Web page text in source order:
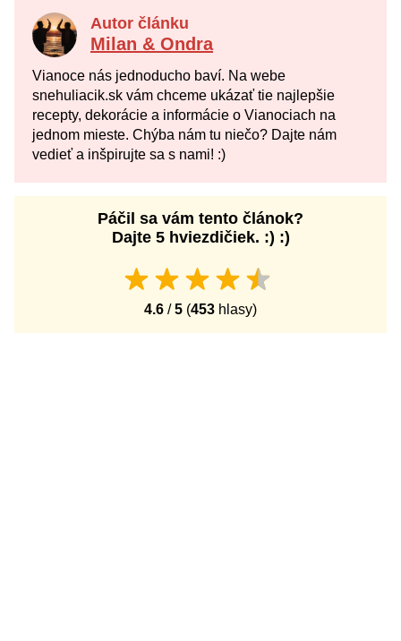
Autor článku
Milan & Ondra
Vianoce nás jednoducho baví. Na webe
snehuliacik.sk vám chceme ukázať tie najlepšie
recepty, dekorácie a informácie o Vianociach na
jednom mieste. Chýba nám tu niečo? Dajte nám
vedieť a inšpirujte sa s nami! :)
Páčil sa vám tento článok?
Dajte 5 hviezdičiek. :) :)
4.6 /5 (453 hlasy)